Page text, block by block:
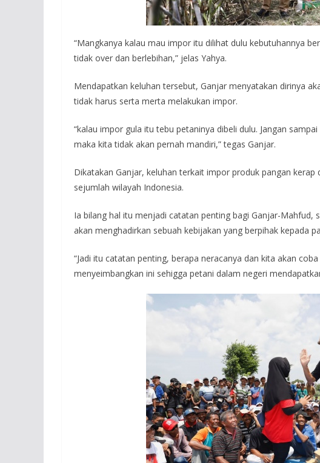
“Mangkanya kalau mau impor itu dilihat dulu kebutuhannya
tidak over dan berlebihan,” jelas Yahya.
Mendapatkan keluhan tersebut, Ganjar menyatakan dirinya
tidak harus serta merta melakukan impor.
“kalau impor gula itu tebu petaninya dibeli dulu. Jangan
maka kita tidak akan pernah mandiri,” tegas Ganjar.
Dikatakan Ganjar, keluhan terkait impor produk pangan
sejumlah wilayah Indonesia.
Ia bilang hal itu menjadi catatan penting bagi Ganjar-Mahfud,
akan menghadirkan sebuah kebijakan yang berpihak kepada
“Jadi itu catatan penting, berapa neracanya dan kita akan
menyeimbangkan ini sehigga petani dalam negeri